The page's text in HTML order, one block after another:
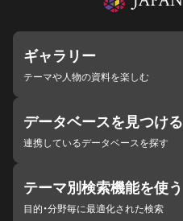
ギャラリー
テーマや人物の資料を楽しむ
データベースを見つける
連携しているデータベースを探す
テーマ別検索機能を使う
目的・分野毎に最適化された検索